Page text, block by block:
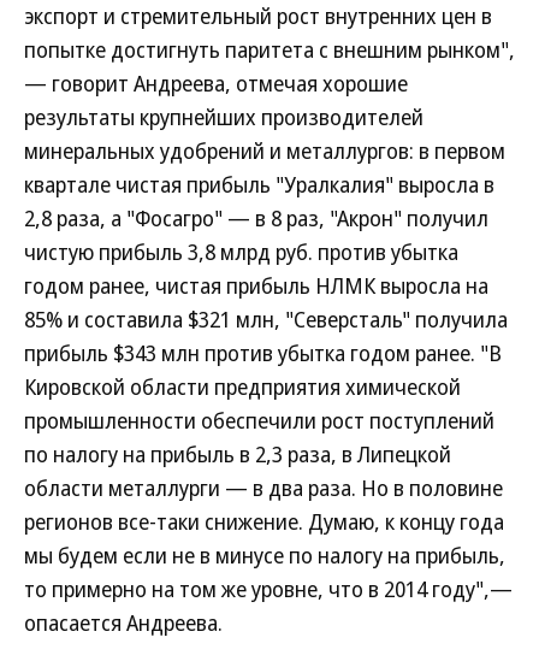
экспорт и стремительный рост внутренних цен в
попытке достигнуть паритета с внешним рынком",
— говорит Андреева, отмечая хорошие
результаты крупнейших производителей
минеральных удобрений и металлургов: в первом
квартале чистая прибыль "Уралкалия" выросла в
2,8 раза, а "Фосагро" — в 8 раз, "Акрон" получил
чистую прибыль 3,8 млрд руб. против убытка
годом ранее, чистая прибыль НЛМК выросла на
85% и составила $321 млн, "Северсталь" получила
прибыль $343 млн против убытка годом ранее. "В
Кировской области предприятия химической
промышленности обеспечили рост поступлений
по налогу на прибыль в 2,3 раза, в Липецкой
области металлурги — в два раза. Но в половине
регионов все-таки снижение. Думаю, к концу года
мы будем если не в минусе по налогу на прибыль,
то примерно на том же уровне, что в 2014 году",—
опасается Андреева.